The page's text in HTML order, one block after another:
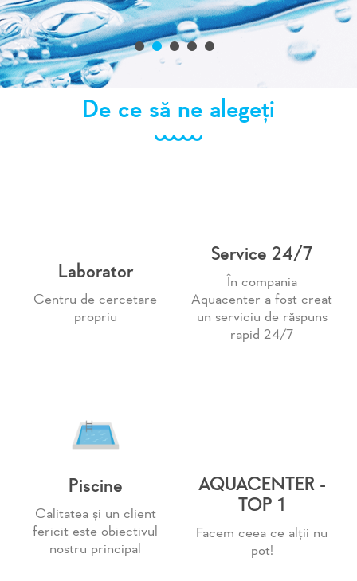
De ce să ne alegeți
Laborator
Centru de cercetare
propriu
Service 24/7
În compania
Aquacenter a fost creat
un serviciu de răspuns
rapid 24/7
Piscine
Calitatea și un client
fericit este obiectivul
nostru principal
AQUACENTER -
TOP 1
Facem ceea ce alții nu
pot!